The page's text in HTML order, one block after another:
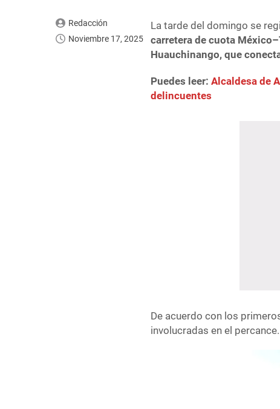
Redacción
Noviembre 17, 2025
La tarde del domingo se
carretera de cuota
Huauchinango, que
Puedes leer:Alcaldesa de
delincuentes
De acuerdo con los
involucradas en el percance.